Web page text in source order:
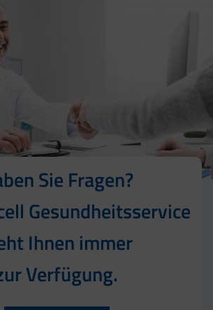
Sie Fragen?
Gesundheitsservice
Ihnen immer
Verfügung.